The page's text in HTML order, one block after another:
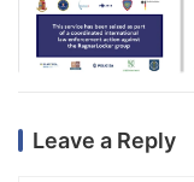
Leave a Reply